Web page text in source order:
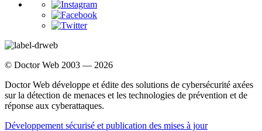
© Doctor Web 2003 — 2026
Doctor Web développe et édite des solutions de cybersécurité axées
sur la détection de menaces et les technologies de prévention et de
réponse aux cyberattaques.
Développement sécurisé et publication des mises à jour